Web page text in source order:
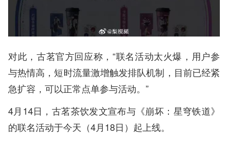
对此，古茗官方回应称，“联名活动太火爆，用户参
与热情高，短时流量激增触发排队机制，目前已经紧
急扩容，可以正常点单参与活动。”
4月14日，古茗茶饮发文宣布与《崩坏：星穹铁道》
的联名活动于今天（4月18日）起上线。